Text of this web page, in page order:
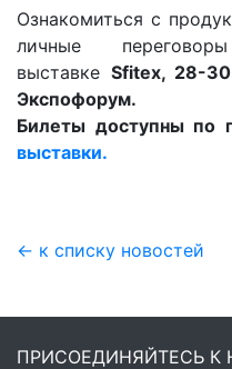
Ознакомиться с
личные
выставке Sfitex, 28-30
Экспофорум.
Билеты доступны по
выставки.
← к списку новостей
ПРИСОЕДИНЯЙТЕСЬ К